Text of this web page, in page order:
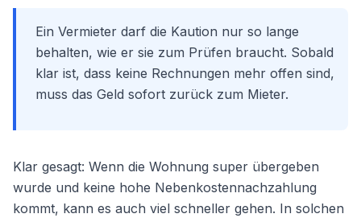
Ein Vermieter darf die Kaution nur so lange
behalten, wie er sie zum Prüfen braucht. Sobald
klar ist, dass keine Rechnungen mehr offen sind,
muss das Geld sofort zurück zum Mieter.
Klar gesagt: Wenn die Wohnung super übergeben
wurde und keine hohe Nebenkostennachzahlung
kommt, kann es auch viel schneller gehen. In solchen